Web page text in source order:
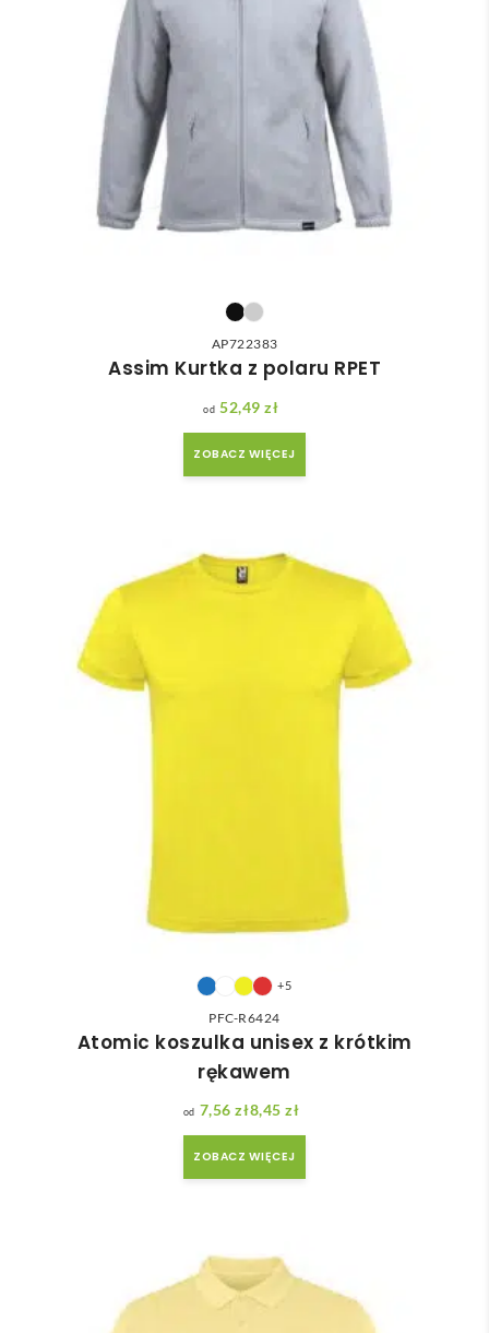
AP722383
Assim Kurtka z polaru RPET
52,49zł
ZOBACZ WIĘCEJ
+5
PFC-R6424
Atomic koszulka unisex z krótkim
rękawem
7,56 zł8,45 zł
ZOBACZ WIĘCEJ